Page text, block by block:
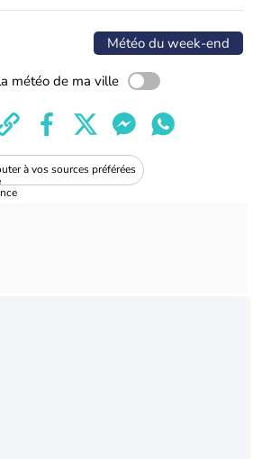
Météo du week-end
météo de ma ville
à vos sources préférées